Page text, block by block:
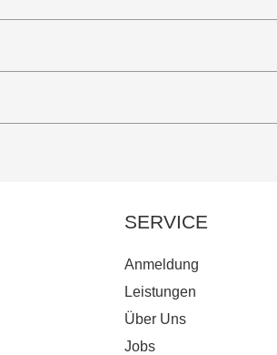
SERVICE
Anmeldung
Leistungen
Über Uns
Jobs